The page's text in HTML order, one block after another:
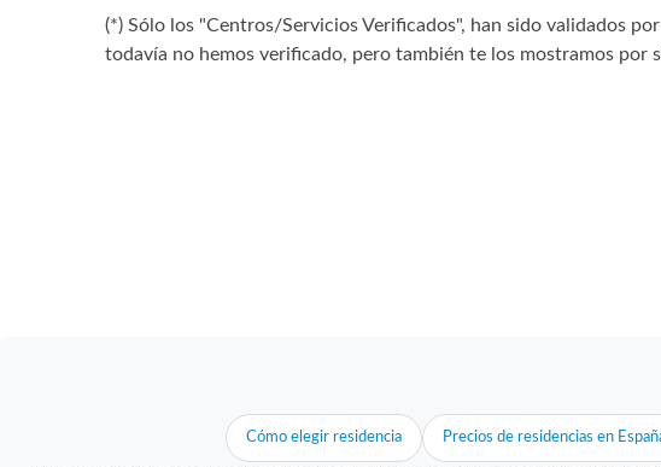
(*) Sólo los "Centros/Servicios Verificados", han sido validados
todavía no hemos verificado, pero también te los mostramos por
Cómo elegir residencia Precios de residencias en